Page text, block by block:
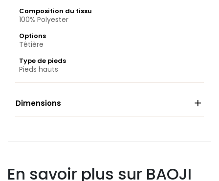
Composition du tissu
100% Polyester
Options
Têtière
Type de pieds
Pieds hauts
Dimensions 
En savoir plus sur BAOJI